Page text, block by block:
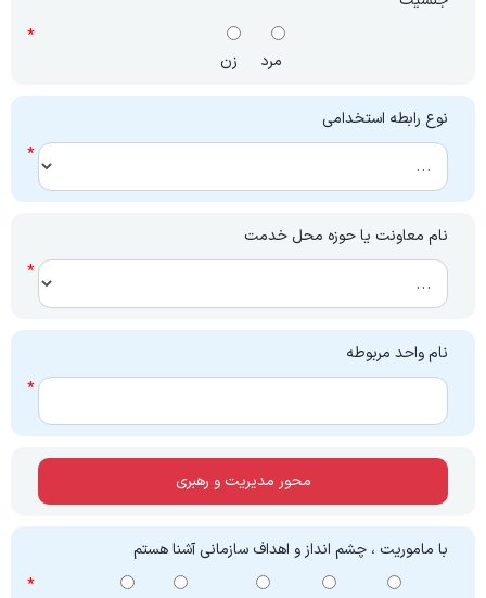
مرد زن
نوع رابطه استخدامی
نام معاونت یا حوزه محل خدمت
نام واحد مربوطه
محور مدیریت و رهبری
با ماموریت ، چشم انداز و اهداف سازمانی آشنا هستم